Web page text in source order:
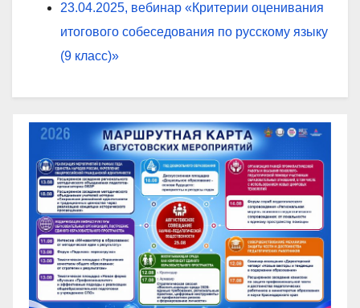
23.04.2025, вебинар «Критерии оценивания
итогового собеседования по русскому языку
(9 класс)»